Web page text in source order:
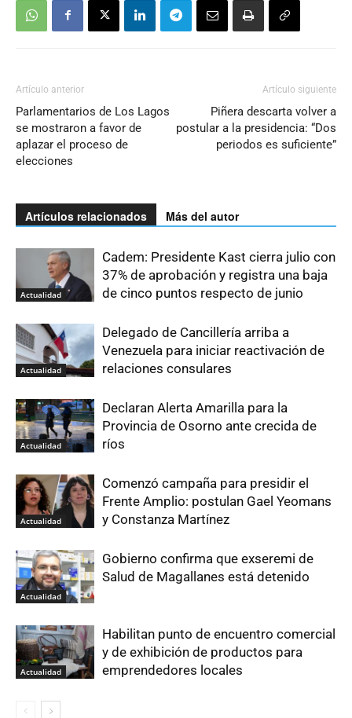
Artículo anterior
Parlamentarios de Los Lagos
se mostraron a favor de
aplazar el proceso de
elecciones
Artículo siguiente
Piñera descarta volver a
postular a la presidencia: “Dos
periodos es suficiente”
Artículos relacionados Más del autor
Actualidad
Cadem: Presidente Kast cierra julio con
37% de aprobación y registra una baja
de cinco puntos respecto de junio
Actualidad
Delegado de Cancillería arriba a
Venezuela para iniciar reactivación de
relaciones consulares
Actualidad
Declaran Alerta Amarilla para la
Provincia de Osorno ante crecida de
ríos
Actualidad
Comenzó campaña para presidir el
Frente Amplio: postulan Gael Yeomans
y Constanza Martínez
Actualidad
Gobierno confirma que exseremi de
Salud de Magallanes está detenido
Actualidad
Habilitan punto de encuentro comercial
y de exhibición de productos para
emprendedores locales